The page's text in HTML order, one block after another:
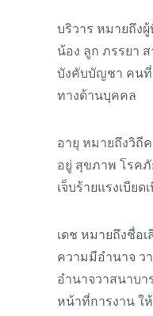
บริวาร หมายถึง
น้อง ลูก ภรรยา
บังคับบัญชา คนที่
ทางด้านบุคคล
อายุ หมายถึงวิถี
อยู่ สุขภาพ โรคภั
เจ็บร้ายแรงเบียด
เดช หมายถึงชื่อ
ความมีอำนาจ ว
อำนาจวาสนาบา
หน้าที่การงาน ใ